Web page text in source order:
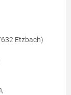
Etzbach)